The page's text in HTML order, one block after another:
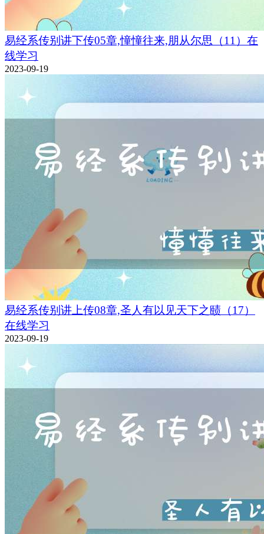
易经系传别讲下传05章,憧憧往来,朋从尔思（11）在
线学习
2023-09-19
易经系传别讲上传08章,圣人有以见天下之赜（17）
在线学习
2023-09-19